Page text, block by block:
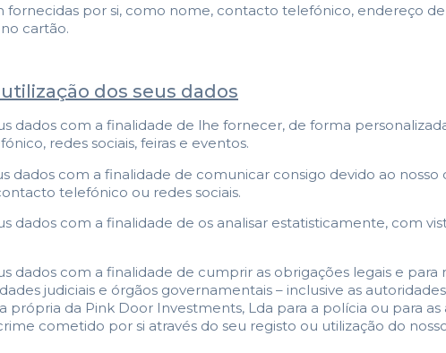
por si, como nome, contacto telefónico, endereço
cartão.
dos seus dados
dados com a finalidade de lhe fornecer, de forma
redes sociais, feiras e eventos.
dados com a finalidade de comunicar consigo devido ao
telefónico ou redes sociais.
dados com a finalidade de os analisar estatisticamente, com
dados com a finalidade de cumprir as obrigações legais e
judiciais e órgãos governamentais – inclusive as
própria da Pink Door Investments, Lda para a polícia ou para
cometido por si através do seu registo ou utilização do